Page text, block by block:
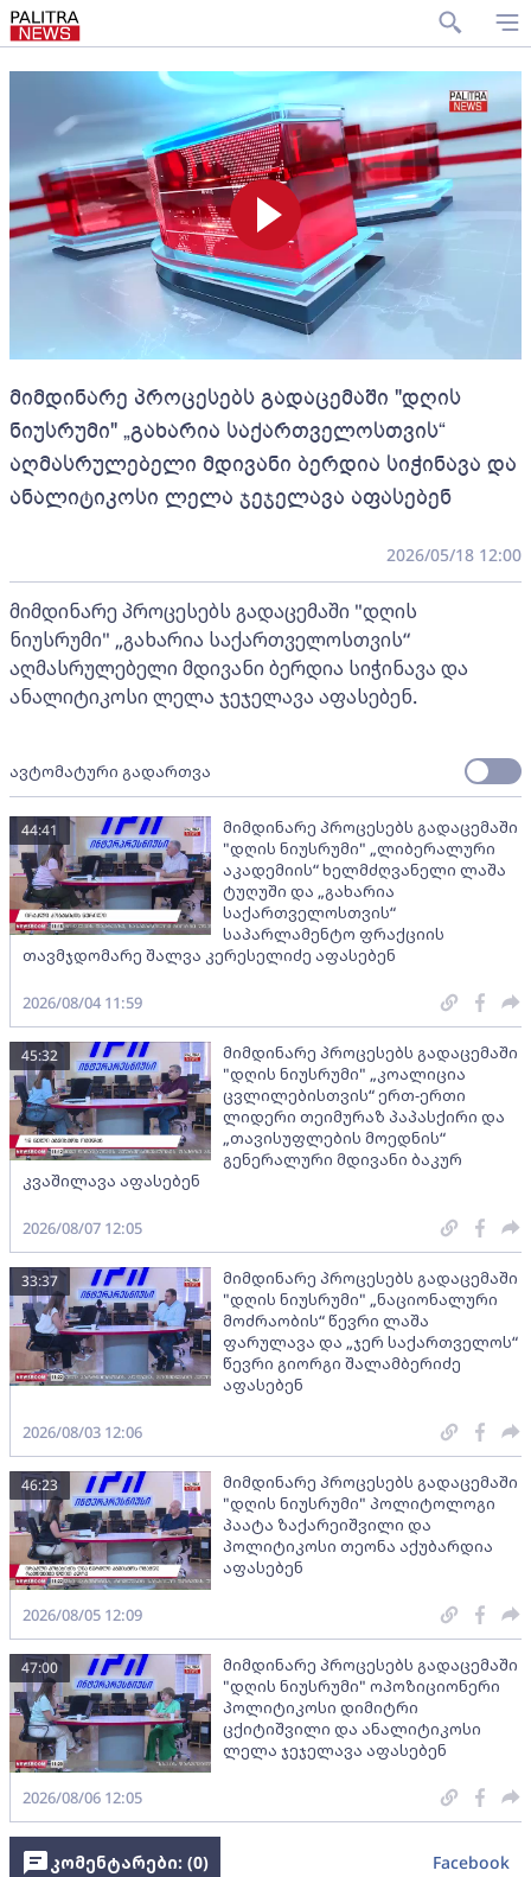
მიმდინარე პროცესებს გადაცემაში "დღის
ნიუსრუმი" „გახარია საქართველოსთვის“
აღმასრულებელი მდივანი ბერდია სიჭინავა და
ანალიტიკოსი ლელა ჯეჯელავა აფასებენ
2026/05/18 12:00
მიმდინარე პროცესებს გადაცემაში "დღის
ნიუსრუმი" „გახარია საქართველოსთვის“
აღმასრულებელი მდივანი ბერდია სიჭინავა და
ანალიტიკოსი ლელა ჯეჯელავა აფასებენ.
ავტომატური გადართვა
მიმდინარე პროცესებს გადაცემაში
"დღის ნიუსრუმი" „ლიბერალური
აკადემიის“ ხელმძღვანელი ლაშა
ტუღუში და „გახარია
საქართველოსთვის“
საპარლამენტო ფრაქციის
თავმჯდომარე შალვა კერესელიძე აფასებენ
44:41
2026/08/04 11:59
მიმდინარე პროცესებს გადაცემაში
"დღის ნიუსრუმი" „კოალიცია
ცვლილებისთვის“ ერთ-ერთი
ლიდერი თეიმურაზ პაპასქირი და
„თავისუფლების მოედნის“
გენერალური მდივანი ბაკურ
კვაშილავა აფასებენ
45:32
2026/08/07 12:05
მიმდინარე პროცესებს გადაცემაში
"დღის ნიუსრუმი" „ნაციონალური
მოძრაობის“ წევრი ლაშა
ფარულავა და „ჯერ საქართველოს“
წევრი გიორგი შალამბერიძე
აფასებენ
33:37
2026/08/03 12:06
მიმდინარე პროცესებს გადაცემაში
"დღის ნიუსრუმი" პოლიტოლოგი
პაატა ზაქარეიშვილი და
პოლიტიკოსი თეონა აქუბარდია
აფასებენ
46:23
2026/08/05 12:09
მიმდინარე პროცესებს გადაცემაში
"დღის ნიუსრუმი" ოპოზიციონერი
პოლიტიკოსი დიმიტრი
ცქიტიშვილი და ანალიტიკოსი
ლელა ჯეჯელავა აფასებენ
47:00
2026/08/06 12:05
კომენტარები: (0) Facebook